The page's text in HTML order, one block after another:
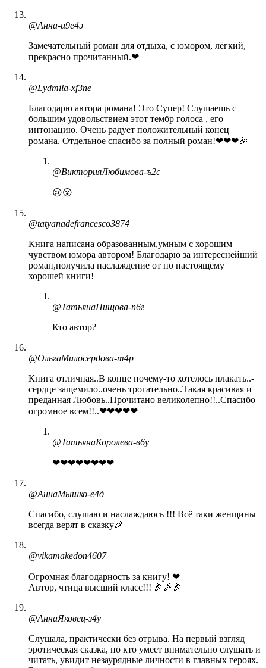
@Анна-и9е4э
Замечательный роман для отдыха, с юмором, лёгкий,
прекрасно прочитанный.❤
@Lydmila-xf3ne
Благодарю автора романа! Это Супер! Слушаешь с
большим удовольствием этот тембр голоса , его
интонацию. Очень радует положительный конец
романа. Отдельное спасибо за полный роман!❤❤❤🎉
@ВикторияЛюбимова-ъ2с
😢😮
@tatyanadefrancesco3874
Книга написана образованным,умным с хорошим
чувством юмора автором! Благодарю за интереснейший
роман,получила наслаждение от по настоящему
хорошей книги!
@ТатьянаПищова-п6г
Кто автор?
@ОльгаМилосердова-т4р
Книга отличная..В конце почему-то хотелось плакать..-
сердце защемило..очень трогательно..Такая красивая и
преданная Любовь..Прочитано великолепно!!..Спасибо
огромное всем!!..❤❤❤❤❤
@ТатьянаКоролева-в6у
❤❤❤❤❤❤❤❤
@АннаМышко-е4д
Спасибо, слушаю и наслаждаюсь !!! Всё таки женщины
всегда верят в сказку🎉
@vikamakedon4607
Огромная благодарность за книгу! ❤
Автор, чтица высший класс!!! 🎉🎉🎉
@АннаЯковец-з4у
Слушала, практически без отрыва. На первый взгляд
эротическая сказка, но кто умеет внимательно слушать и
читать, увидит незаурядные личности в главных героях.